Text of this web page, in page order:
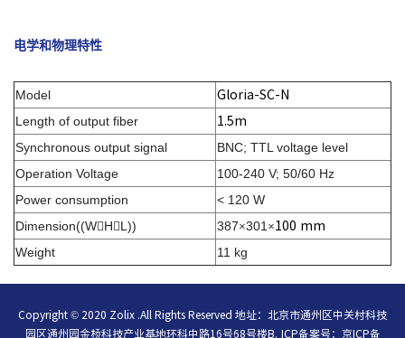
电学和物理特性
Model Gloria-SC-N
Length of output fiber 1.5m
Synchronous output signal
BNC; TTL voltage level
Operation Voltage
100-240 V; 50/60 Hz
Power consumption
< 120 W
Dimension((WH L)) 387×301 ×100 mm
Weight 11 kg
Copyright © 2020 Zolix .All Rights Reserved 地址：北京市通州区中关村科技
园区通州园金桥科技产业基地环科中路16号68号楼B.
ICP备案号： 京ICP备